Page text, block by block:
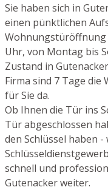
Sie haben sich in
einen pünktlichen
Wohnungstüröffnung
Uhr, von Montag bis
Zustand in
Firma sind 7 Tage die
für Sie da.
Ob Ihnen die Tür ins
Tür abgeschlossen
den Schlüssel haben
schnell und
Gutenacker weiter.